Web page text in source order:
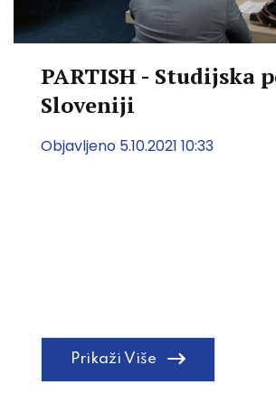
PARTISH - Studijska
Sloveniji
Objavljeno 5.10.2021 10:33
Prikaži Više